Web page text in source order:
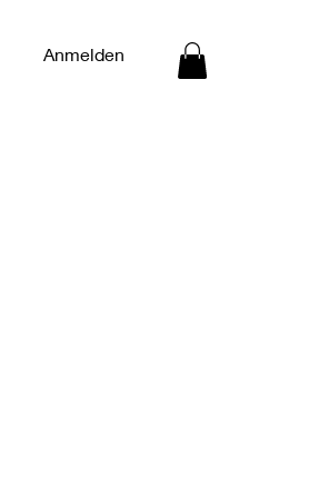
Anmelden